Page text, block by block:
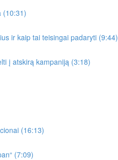
(10:31)
ir kaip tai teisingai padaryti (9:44)
į atskirą kampaniją (3:18)
(16:13)
(7:09)